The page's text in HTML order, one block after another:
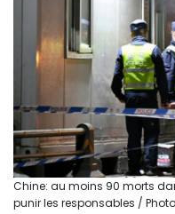
Chine: au moins 90 morts
punir les responsables / Photo: